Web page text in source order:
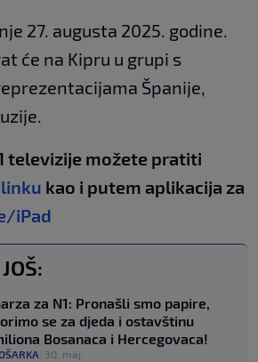
27. augusta 2025. godine.
će na Kipru u grupi s
Španije,
televizije možete pratiti
kao i putem aplikacija za
iPad
za N1: Pronašli smo papire,
se za djeda i ostavštinu
Bosanaca i Hercegovaca!
30. maj.